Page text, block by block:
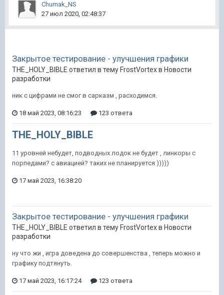
Chumak_NS
27 июл 2020, 02:48:37
Закрытое тестирование - улучшения графики
THE_HOLY_BIBLE ответил в тему FrostVortex в Новости
разработки
ник с цифрами не смог в сарказм , расходимся.
18 май 2023, 08:16:23 123 ответа
THE_HOLY_BIBLE
11 уровней небудет, подводных лодок не будет , линкоры с
порпедами? с авиацией? таких не планируется )))))
17 май 2023, 16:38:20
Закрытое тестирование - улучшения графики
THE_HOLY_BIBLE ответил в тему FrostVortex в Новости
разработки
ну что жи , игра доведена до совершенства , теперь можно и
графику подтянуть.
17 май 2023, 16:17:24 123 ответа